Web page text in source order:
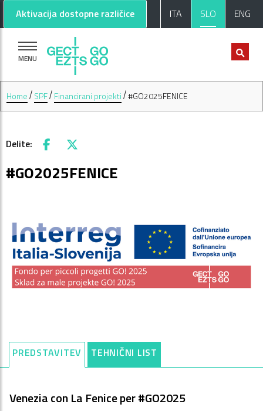
Aktivacija dostopne različice ITA SLO ENG
MENU
Home SPF Financirani projekti #GO2025FENICE
Delite: Facebook
X
#GO2025FENICE
PREDSTAVITEV TEHNIČNI LIST
Venezia con La Fenice per #GO2025